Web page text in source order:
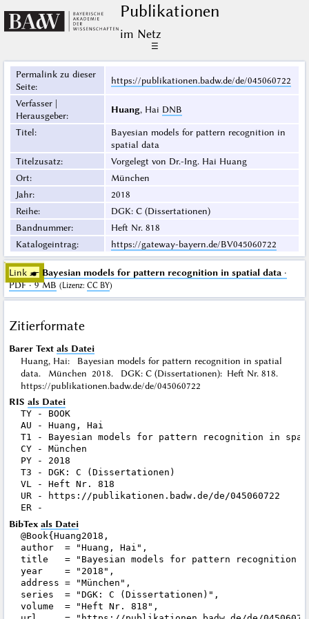
Publikationen
im Netz
☰
Permalink zu dieser
Seite:
https://publikationen.badw.de/de/045060722
Verfasser |
Herausgeber:
Huang, Hai DNB
Titel:
Bayesian models for pattern recognition in
spatial data
Titelzusatz:
Vorgelegt von Dr.-Ing. Hai Huang
Ort:
München
Jahr:
2018
Reihe:
DGK: C (Dissertationen)
Bandnummer:
Heft Nr. 818
Katalogeintrag: https://gateway-bayern.de/BV045060722
Link ☛ Bayesian models for pattern recognition in spatial data·
PDF · 9 MB (Lizenz: CC BY)
Zitierformate
Barer Text als Datei
Huang, Hai: Bayesian models for pattern recognition in spatial
data. München 2018. DGK: C (Dissertationen): Heft Nr. 818.
https://publikationen.badw.de/de/045060722
RIS als Datei
TY - BOOK
AU - Huang, Hai
T1 - Bayesian models for pattern recognition in
CY - München
PY - 2018
T3 - DGK: C (Dissertationen)
VL - Heft Nr. 818
UR - https://publikationen.badw.de/de/045060722
BibTex als Datei
@Book{Huang2018,
author  = "Huang, Hai",
title   = "Bayesian models for pattern recognition
year    = "2018",
address = "München",
series  = "DGK: C (Dissertationen)",
volume  = "Heft Nr. 818",